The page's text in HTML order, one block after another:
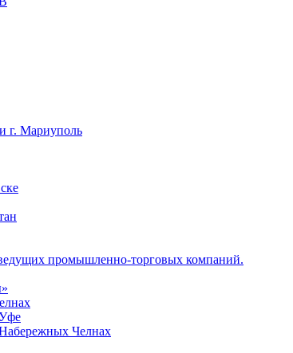
г. Мариуполь
промышленно-торговых компаний.
Челнах